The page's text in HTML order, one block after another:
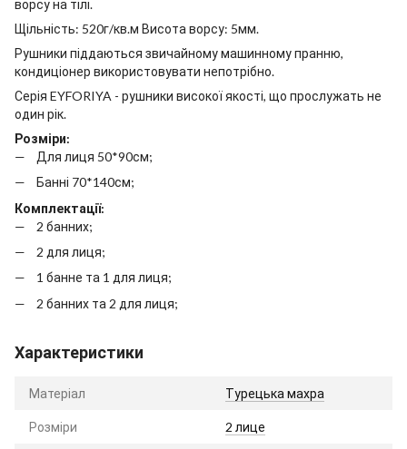
ворсу на тілі.
Щільність: 520г/кв.м Висота ворсу: 5мм.
Рушники піддаються звичайному машинному пранню,
кондиціонер використовувати непотрібно.
Серія EYFORIYA - рушники високої якості, що прослужать не
один рік.
Розміри:
Для лиця 50*90см;
Банні 70*140см;
Комплектації:
2 банних;
2 для лиця;
1 банне та 1 для лиця;
2 банних та 2 для лиця;
Характеристики
Матеріал Турецька махра
Розміри 2 лице